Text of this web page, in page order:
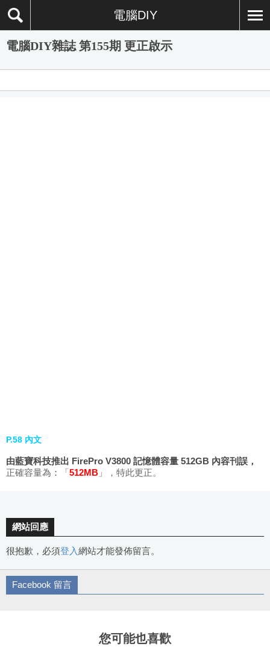
電腦DIY
電腦DIY雜誌 第155期 更正啟示
P.58 內文
由藍寶科技推出 FirePro V3800 記憶體容量 512GB 內容刊誤，
正確容量為 ： 「512MB 」，特此更正。
網站回應
很抱歉，必須登入網站才能發佈留言。
Facebook 留言
您可能也喜歡